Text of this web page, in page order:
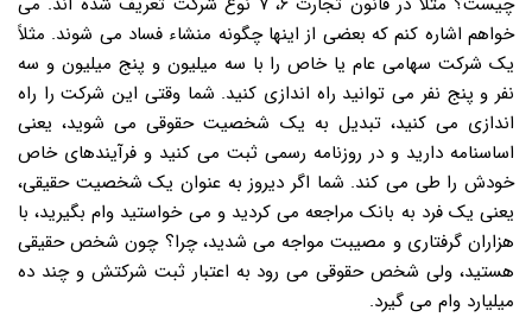
خواهم اشاره کنم که بعضی از اینها چگونه منشاء فساد می شوند. مثلاً
یک شرکت سهامی عام یا خاص را با سه میلیون و پنج میلیون و سه
نفر و پنج نفر می توانید راه اندازی کنید. شما وقتی این شرکت را راه
اندازی می کنید، تبدیل به یک شخصیت حقوقی می شوید، یعنی
اساسنامه دارید و در روزنامه رسمی ثبت می کنید و فرآیندهای خاص
خودش را طی می کند. شما اگر دیروز به عنوان یک شخصیت حقیقی،
یعنی یک فرد به بانک مراجعه می کردید و می خواستید وام بگیرید، با
هزاران گرفتاری و مصیبت مواجه می شدید، چرا؟ چون شخص حقیقی
هستید، ولی شخص حقوقی می رود به اعتبار ثبت شرکتش و چند ده
میلیارد وام می گیرد.